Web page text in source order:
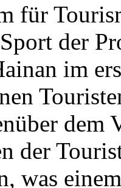
für
der
im
dem
der
was